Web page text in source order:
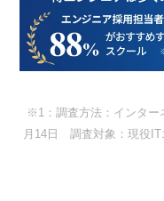
※1：調査方法：インタ
月14日 調査対象：現役